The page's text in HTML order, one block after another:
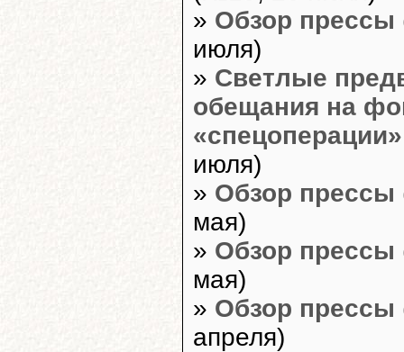
» Обзор прессы
июля)
» Светлые
обещания на
«спецоперации»
июля)
» Обзор прессы
мая)
» Обзор прессы
мая)
» Обзор прессы
апреля)